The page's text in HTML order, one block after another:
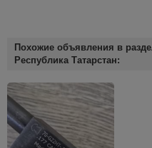
Похожие объявления в
Республика Татарстан: